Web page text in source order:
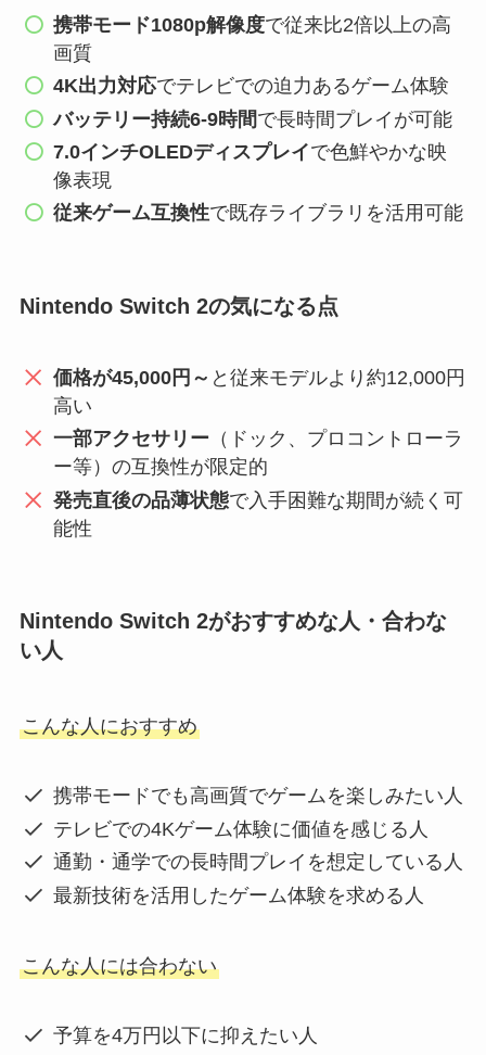
携帯モード1080p解像度で従来比2倍以上の高
画質
4K出力対応でテレビでの迫力あるゲーム体験
バッテリー持続6-9時間で長時間プレイが可能
7.0インチOLEDディスプレイで色鮮やかな映
像表現
従来ゲーム互換性で既存ライブラリを活用可能
Nintendo Switch 2の気になる点
価格が45,000円～ と従来モデルより約12,000円
高い
一部アクセサリー （ドック、プロコントローラ
ー等）の互換性が限定的
発売直後の品薄状態で入手困難な期間が続く可
能性
Nintendo Switch 2がおすすめな人・合わな
い人
こんな人におすすめ
携帯モードでも高画質でゲームを楽しみたい人
テレビでの4Kゲーム体験に価値を感じる人
通勤・通学での長時間プレイを想定している人
最新技術を活用したゲーム体験を求める人
こんな人には合わない
予算を4万円以下に抑えたい人